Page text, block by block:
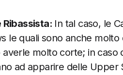
In tal caso, le
le quali sono anche
molto corte; in caso
ad apparire delle